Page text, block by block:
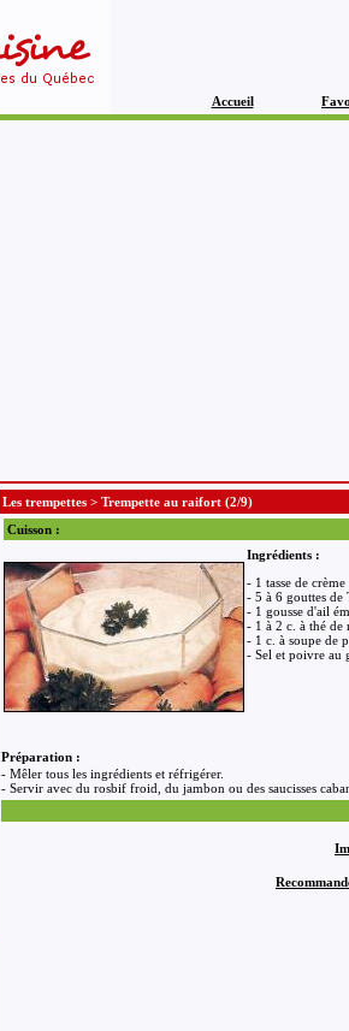
Accueil
Les trempettes > Trempette au raifort (2/9)
Cuisson :
Ingrédients :
- 1 tasse de crème
- 5 à 6 gouttes de
- 1 gousse d'ail
- 1 à 2 c. à thé de
- 1 c. à soupe de
- Sel et poivre au
Préparation :
- Mêler tous les ingrédients et réfrigérer.
- Servir avec du rosbif froid, du jambon ou des saucisses